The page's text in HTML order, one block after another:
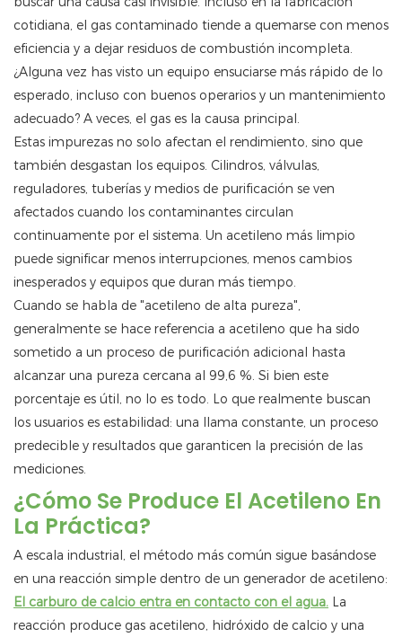
cotidiana, el gas contaminado tiende a quemarse con menos
eficiencia y a dejar residuos de combustión incompleta.
¿Alguna vez has visto un equipo ensuciarse más rápido de lo
esperado, incluso con buenos operarios y un mantenimiento
adecuado? A veces, el gas es la causa principal.
Estas impurezas no solo afectan el rendimiento, sino que
también desgastan los equipos. Cilindros, válvulas,
reguladores, tuberías y medios de purificación se ven
afectados cuando los contaminantes circulan
continuamente por el sistema. Un acetileno más limpio
puede significar menos interrupciones, menos cambios
inesperados y equipos que duran más tiempo.
Cuando se habla de "acetileno de alta pureza",
generalmente se hace referencia a acetileno que ha sido
sometido a un proceso de purificación adicional hasta
alcanzar una pureza cercana al 99,6 %. Si bien este
porcentaje es útil, no lo es todo. Lo que realmente buscan
los usuarios es estabilidad: una llama constante, un proceso
predecible y resultados que garanticen la precisión de las
mediciones.
¿Cómo Se Produce El Acetileno En
La Práctica?
A escala industrial, el método más común sigue basándose
en una reacción simple dentro de un generador de acetileno:
El carburo de calcio entra en contacto con el agua. La
reacción produce gas acetileno, hidróxido de calcio y una